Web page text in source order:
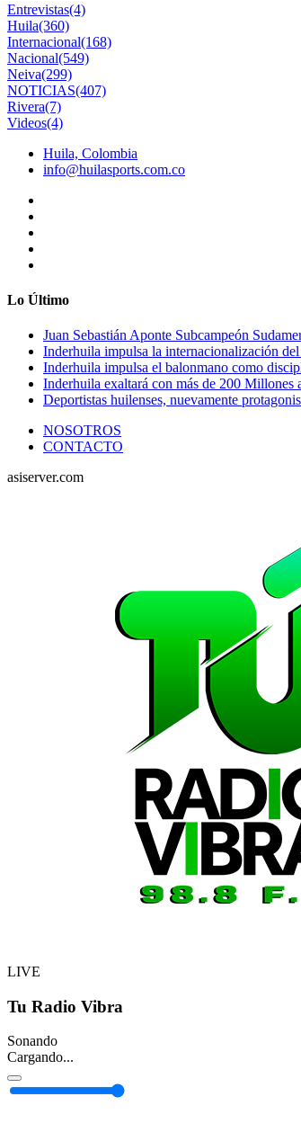
Entrevistas(4)
Huila(360)
Internacional(168)
Nacional(549)
Neiva(299)
NOTICIAS(407)
Rivera(7)
Videos(4)
Huila, Colombia
info@huilasports.com.co
Lo Último
Juan Sebastián Aponte Subcampeón
Inderhuila impulsa la internacionalización
Inderhuila impulsa el balonmano como
Inderhuila exaltará con más de 200
Deportistas huilenses, nuevamente
NOSOTROS
CONTACTO
asiserver.com
LIVE
Tu Radio Vibra
Sonando
Cargando...